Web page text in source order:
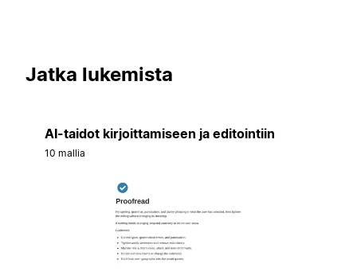
Jatka lukemista
AI-taidot kirjoittamiseen ja editointiin
10 mallia